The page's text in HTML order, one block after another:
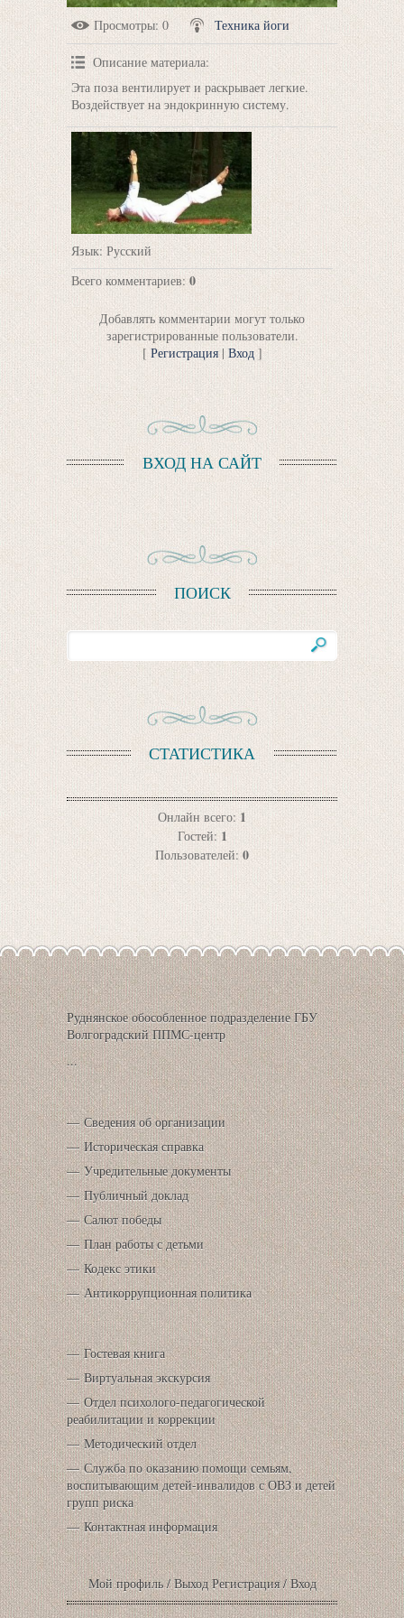
Просмотры: 0 Техника йоги
Описание материала:
Эта поза вентилирует и раскрывает легкие.
Воздействует на эндокринную систему.
Язык: Русский
Всего комментариев:0
Добавлять комментарии могут только
зарегистрированные пользователи.
[ Регистрация| Вход]
ВХОД НА САЙТ
ПОИСК
СТАТИСТИКА
Онлайн всего:1
Гостей: 1
Пользователей: 0
Руднянское обособленное подразделение ГБУ
Волгоградский ППМС-центр
...
Сведения об организации
Историческая справка
Учредительные документы
Публичный доклад
Салют победы
План работы с детьми
Кодекс этики
Антикоррупционная политика
Гостевая книга
Виртуальная экскурсия
Отдел психолого-педагогической
реабилитации и коррекции
Методический отдел
Служба по оказанию помощи семьям,
воспитывающим детей-инвалидов с ОВЗ и детей
групп риска
Контактная информация
Мой профиль/Выход Регистрация/Вход